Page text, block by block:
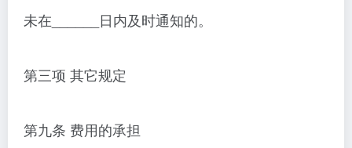
未在______日内及时通知的。
第三项 其它规定
第九条 费用的承担